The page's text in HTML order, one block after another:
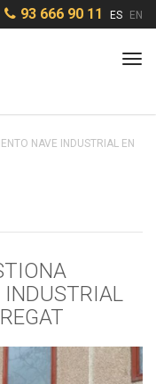
93 666 90 11 ES EN
NAVE INDUSTRIAL EN
INDUSTRIAL